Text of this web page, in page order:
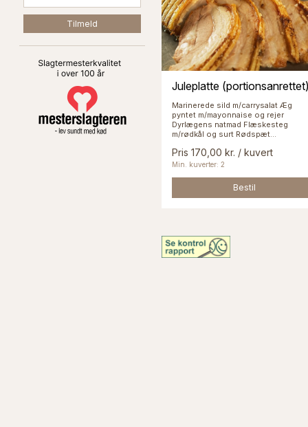
Juleplatte
Marinerede sild m/carrysalat Æg
pyntet m/mayonnaise og rejer
Dyrlægens natmad Flæskesteg
m/rødkål og surt Rødspæt...
Pris 170,00 kr. / kuvert
Min. kuverter: 2
Bestil